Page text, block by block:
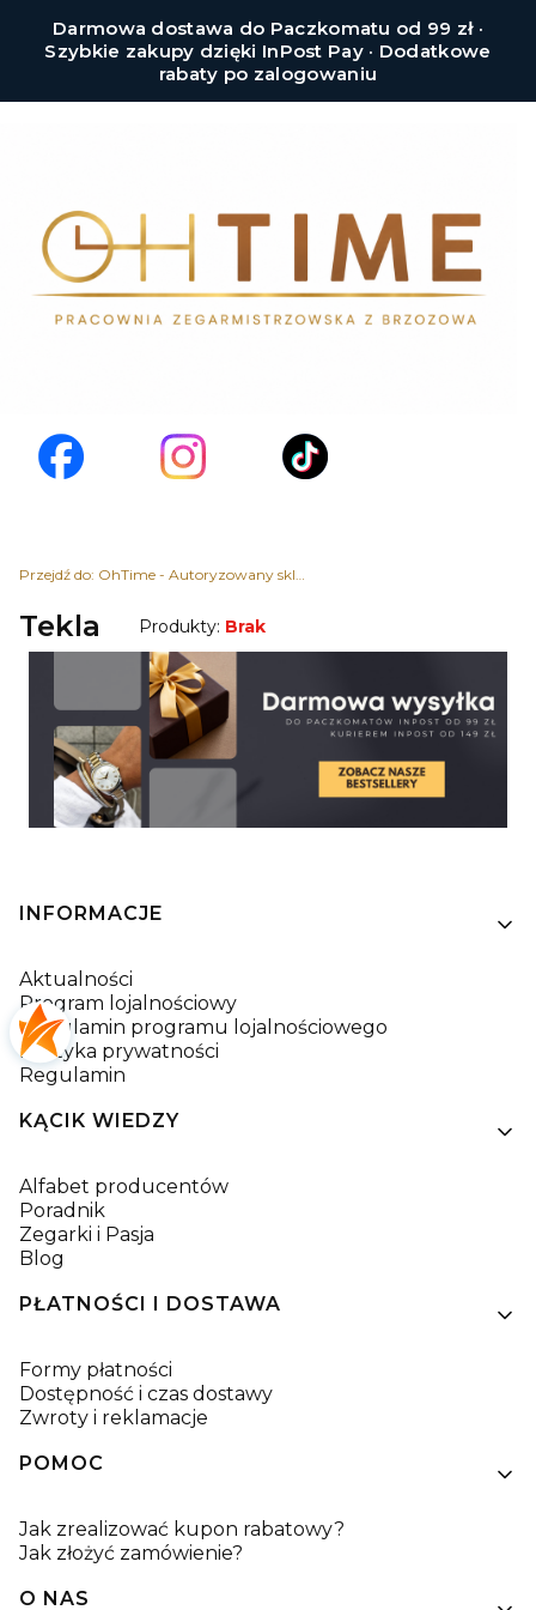
Darmowa dostawa do Paczkomatu od 99 zł ·
Szybkie zakupy dzięki InPost Pay · Dodatkowe
rabaty po zalogowaniu
Przejdź do: OhTime - Autoryzowany sklep z zegarkami
Tekla Produkty: Brak
Linki w stopce
INFORMACJE
Aktualności
Program lojalnościowy
Regulamin programu lojalnościowego
Polityka prywatności
Regulamin
KĄCIK WIEDZY
Alfabet producentów
Poradnik
Zegarki i Pasja
Blog
PŁATNOŚCI I DOSTAWA
Formy płatności
Dostępność i czas dostawy
Zwroty i reklamacje
POMOC
Jak zrealizować kupon rabatowy?
Jak złożyć zamówienie?
O NAS